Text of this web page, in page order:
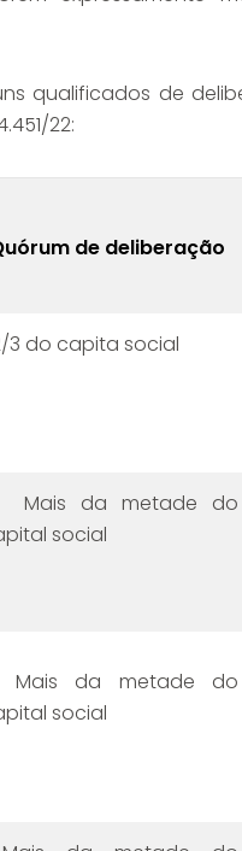
qualificados de
22:
de deliberação
3 do capita social
da metade do
social
da metade do
social